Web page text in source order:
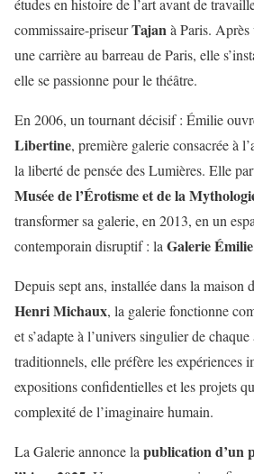
études en histoire de l’art avant de
commissaire-priseurTajanà Paris.
une carrière au barreau de Paris, elle
elle se passionne pour le théâtre.
En 2006, un tournant décisif : Émilie
Libertine, première galerie consacrée à
la liberté de pensée des Lumières. Elle
Musée de l’Érotisme et de la
transformer sa galerie, en 2013, en un
contemporain disruptif : laGalerie
Depuis sept ans, installée dans la maison
Henri Michaux, la galerie fonctionne
et s’adapte à l’univers singulier de
traditionnels, elle préfère les expériences
expositions confidentielles et les projets
complexité de l’imaginaire humain.
La Galerie annonce lapublication d’un